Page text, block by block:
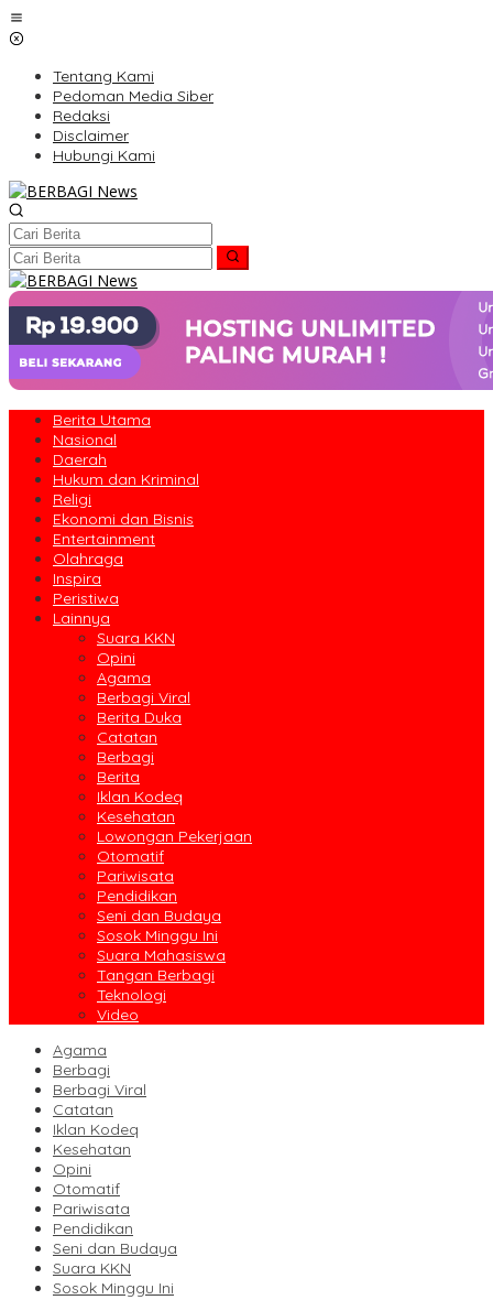
Lewati
ke
Tentang Kami
Pedoman Media Siber
Redaksi
Disclaimer
Hubungi Kami
Berita Utama
Nasional
Daerah
Hukum dan Kriminal
Religi
Ekonomi dan Bisnis
Entertainment
Olahraga
Inspira
Peristiwa
Lainnya
Suara KKN
Opini
Agama
Berbagi Viral
Berita Duka
Catatan
Berbagi
Berita
Iklan Kodeq
Kesehatan
Lowongan Pekerjaan
Otomatif
Pariwisata
Pendidikan
Seni dan Budaya
Sosok Minggu Ini
Suara Mahasiswa
Tangan Berbagi
Teknologi
Video
Agama
Berbagi
Berbagi Viral
Catatan
Iklan Kodeq
Kesehatan
Opini
Otomatif
Pariwisata
Pendidikan
Seni dan Budaya
Suara KKN
Sosok Minggu Ini